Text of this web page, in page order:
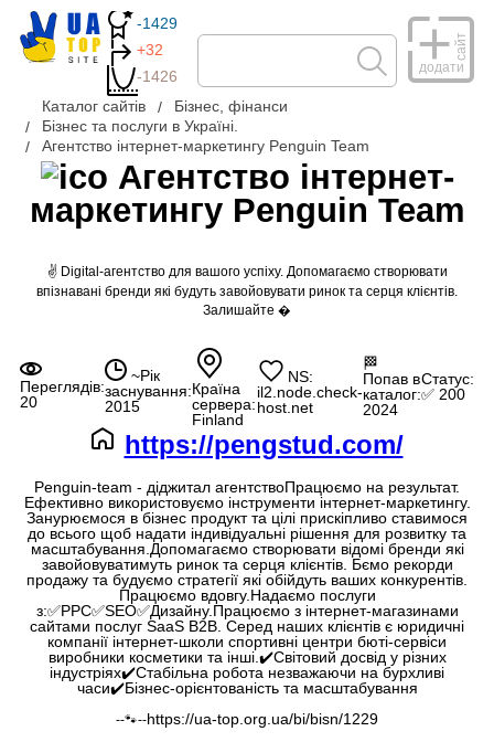
-1429
+32
-1426
додати
сайт
Каталог сайтів
Бізнес, фінанси
Бізнес та послуги в Україні.
Агентство інтернет-маркетингу Penguin Team
Агентство інтернет-
маркетингу Penguin Team
✌ Digital-агентство для вашого успіху. Допомагаємо створювати
впізнавані бренди які будуть завойовувати ринок та серця клієнтів.
Залишайте �
Переглядів:
20
~Рік
заснування:
2015
Країна
сервера:
Finland
NS:
il2.node.check-
host.net
🏁
Попав в
каталог:
2024
Статус:
✅ 200
https://pengstud.com/
Penguin-team - діджитал агентствоПрацюємо на результат.
Ефективно використовуємо інструменти інтернет-маркетингу.
Занурюємося в бізнес продукт та цілі прискіпливо ставимося
до всього щоб надати індивідуальні рішення для розвитку та
масштабування.Допомагаємо створювати відомі бренди які
завойовуватимуть ринок та серця клієнтів. Бємо рекорди
продажу та будуємо стратегії які обійдуть ваших конкурентів.
Працюємо вдовгу.Надаємо послуги
з:✅PPC✅SEO✅Дизайну.Працюємо з інтернет-магазинами
сайтами послуг SaaS B2B. Серед наших клієнтів є юридичні
компанії інтернет-школи спортивні центри бюті-сервіси
виробники косметики та інші.✔️Світовий досвід у різних
індустріях✔️Стабільна робота незважаючи на бурхливі
часи✔️Бізнес-орієнтованість та масштабування
--🐾--https://ua-top.org.ua/bi/bisn/1229